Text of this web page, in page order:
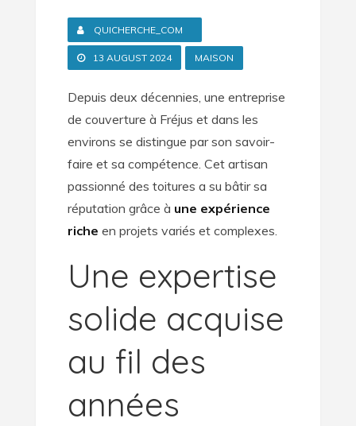
QUICHERCHE_COM
13 AUGUST 2024 MAISON
Depuis deux décennies, une entreprise
de couverture à Fréjus et dans les
environs se distingue par son savoir-
faire et sa compétence. Cet artisan
passionné des toitures a su bâtir sa
réputation grâce à une expérience
riche en projets variés et complexes.
Une expertise
solide acquise
au fil des
années